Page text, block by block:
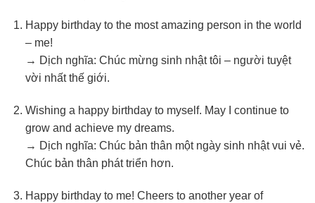
Happy birthday to the most amazing person in the world
– me!
→ Dịch nghĩa: Chúc mừng sinh nhật tôi – người tuyệt
vời nhất thế giới.
Wishing a happy birthday to myself. May I continue to
grow and achieve my dreams.
→ Dịch nghĩa: Chúc bản thân một ngày sinh nhật vui vẻ.
Chúc bản thân phát triển hơn.
Happy birthday to me! Cheers to another year of